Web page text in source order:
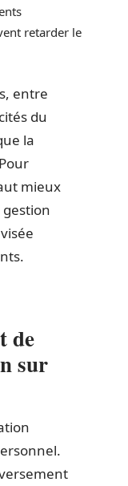
retarder le
entre
du
la
mieux
de
sur